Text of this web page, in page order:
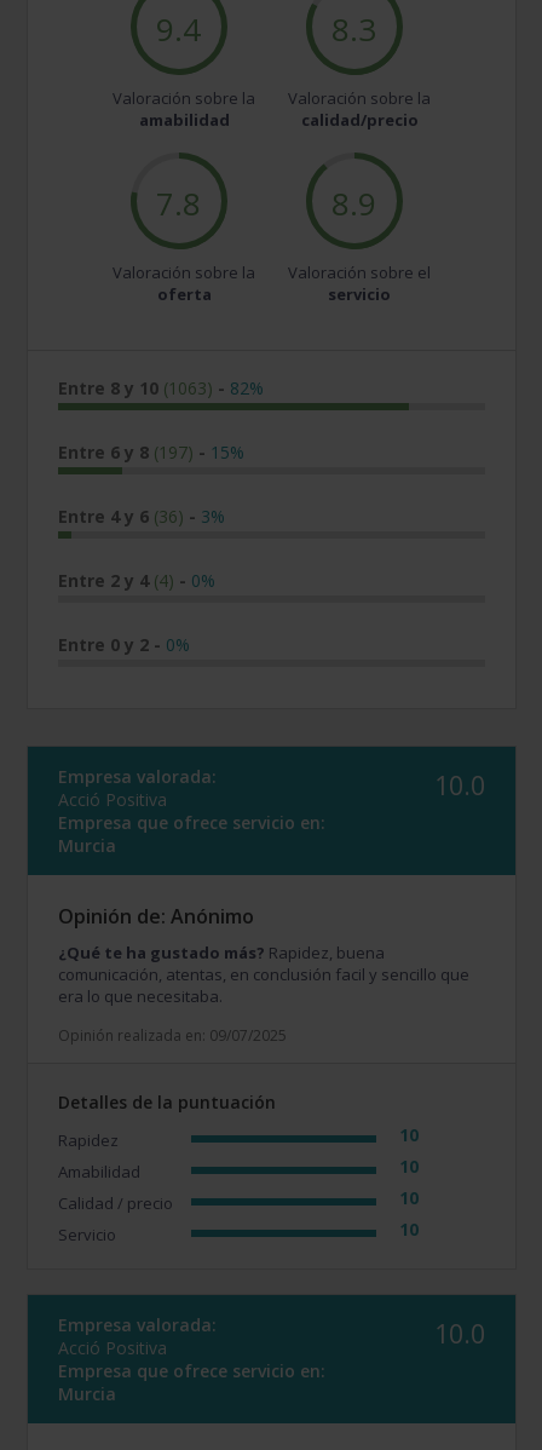
9.4
Valoración sobre la
amabilidad
8.3
Valoración sobre la
calidad/precio
7.8
Valoración sobre la
oferta
8.9
Valoración sobre el
servicio
Entre 8 y 10 (1063) - 82%
Entre 6 y 8 (197) - 15%
Entre 4 y 6 (36) - 3%
Entre 2 y 4 (4) - 0%
Entre 0 y 2 - 0%
Empresa valorada:
Acció Positiva
Empresa que ofrece servicio en:
Murcia
10.0
Opinión de: Anónimo
¿Qué te ha gustado más? Rapidez, buena
comunicación, atentas, en conclusión facil y sencillo que
era lo que necesitaba.
Opinión realizada en: 09/07/2025
Detalles de la puntuación
Rapidez 10
Amabilidad 10
Calidad / precio 10
Servicio 10
Empresa valorada:
Acció Positiva
Empresa que ofrece servicio en:
Murcia
10.0